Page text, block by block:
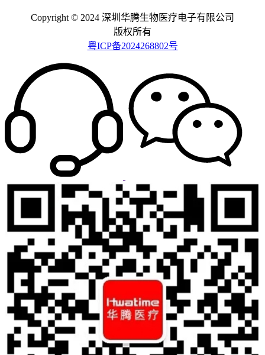
Copyright © 2024 深圳华腾生物医疗电子有限公司
版权所有
粤ICP备2024268802号